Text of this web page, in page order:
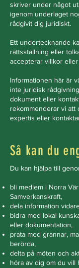
skriver under något
igenom underlaget
rådgivit dig juridiskt.
Ett undertecknande
rättsställning eller
accepterar villkor
Informationen här är
inte juridisk
dokument eller
rekommenderar vi att
expertis eller
Så kan du
Du kan hjälpa till
bli medlem i Norra
Samverkanskraft,
dela information
bidra med lokal
eller dokumentation,
prata med grannar,
berörda,
delta på möten och
höra av dig om du vill